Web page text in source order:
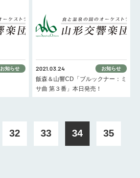
お知らせ 2021.03.24 お知らせ
飯森＆山響CD「ブルックナー：ミ
サ曲 第３番」本日発売！
32 33 34 35